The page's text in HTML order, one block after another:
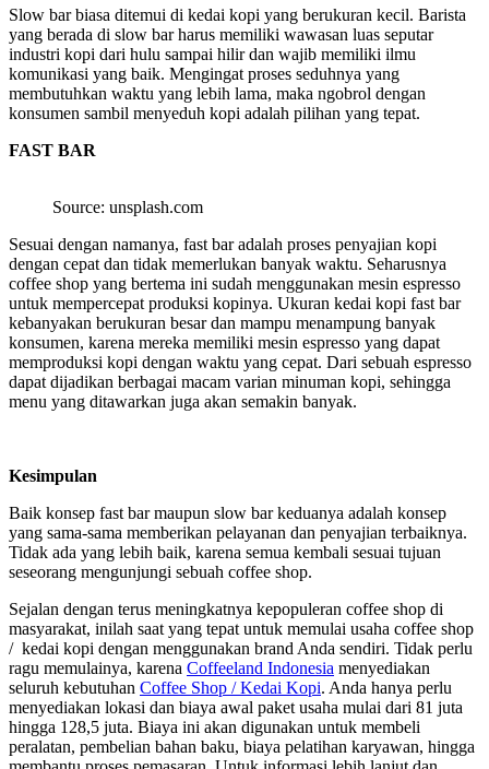
Slow bar biasa ditemui di kedai kopi yang berukuran kecil. Barista
yang berada di slow bar harus memiliki wawasan luas seputar
industri kopi dari hulu sampai hilir dan wajib memiliki ilmu
komunikasi yang baik. Mengingat proses seduhnya yang
membutuhkan waktu yang lebih lama, maka ngobrol dengan
konsumen sambil menyeduh kopi adalah pilihan yang tepat.
FAST BAR
Source: unsplash.com
Sesuai dengan namanya, fast bar adalah proses penyajian kopi
dengan cepat dan tidak memerlukan banyak waktu. Seharusnya
coffee shop yang bertema ini sudah menggunakan mesin espresso
untuk mempercepat produksi kopinya. Ukuran kedai kopi fast bar
kebanyakan berukuran besar dan mampu menampung banyak
konsumen, karena mereka memiliki mesin espresso yang dapat
memproduksi kopi dengan waktu yang cepat. Dari sebuah espresso
dapat dijadikan berbagai macam varian minuman kopi, sehingga
menu yang ditawarkan juga akan semakin banyak.
Kesimpulan
Baik konsep fast bar maupun slow bar keduanya adalah konsep
yang sama-sama memberikan pelayanan dan penyajian terbaiknya.
Tidak ada yang lebih baik, karena semua kembali sesuai tujuan
seseorang mengunjungi sebuah coffee shop.
Sejalan dengan terus meningkatnya kepopuleran coffee shop di
masyarakat, inilah saat yang tepat untuk memulai usaha coffee shop
/ kedai kopi dengan menggunakan brand Anda sendiri. Tidak perlu
ragu memulainya, karena Coffeeland Indonesia menyediakan
seluruh kebutuhan Coffee Shop / Kedai Kopi. Anda hanya perlu
menyediakan lokasi dan biaya awal paket usaha mulai dari 81 juta
hingga 128,5 juta. Biaya ini akan digunakan untuk membeli
peralatan, pembelian bahan baku, biaya pelatihan karyawan, hingga